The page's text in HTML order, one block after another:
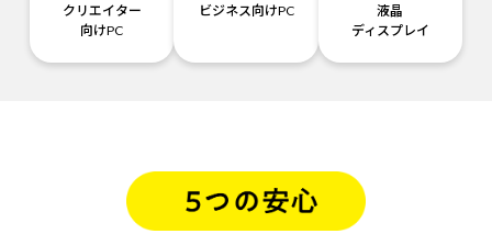
クリエイター
向けPC
ビジネス向けPC
液晶
ディスプレイ